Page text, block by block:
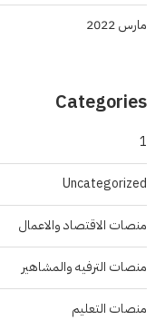
مارس 2022
Categories
1
Uncategorized
منصات الاقتصاد والاعمال
منصات الترفيه والمشاهير
منصات التعليم